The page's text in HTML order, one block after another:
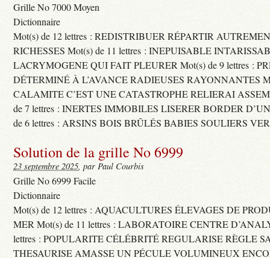
Grille No 7000 Moyen
Dictionnaire
Mot(s) de 12 lettres : REDISTRIBUER RÉPARTIR
RICHESSES Mot(s) de 11 lettres : INEPUISABLE
LACRYMOGENE QUI FAIT PLEURER Mot(s) de 9 lettres :
DÉTERMINÉ À L’AVANCE RADIEUSES RAYONNANTES
CALAMITE C’EST UNE CATASTROPHE RELIERAI
de 7 lettres : INERTES IMMOBILES LISERER BORDER
de 6 lettres : ARSINS BOIS BRÛLÉS BABIES SOULIERS
Solution de la grille No 6999
23 septembre 2025, par Paul Courbis
Grille No 6999 Facile
Dictionnaire
Mot(s) de 12 lettres : AQUACULTURES ÉLEVAGES DE
MER Mot(s) de 11 lettres : LABORATOIRE CENTRE
lettres : POPULARITE CÉLÉBRITÉ REGULARISE RÈGLE
THESAURISE AMASSE UN PÉCULE VOLUMINEUX